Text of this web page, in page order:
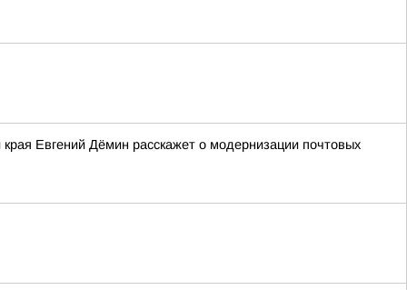
Евгений Дёмин расскажет о модернизации почтовых